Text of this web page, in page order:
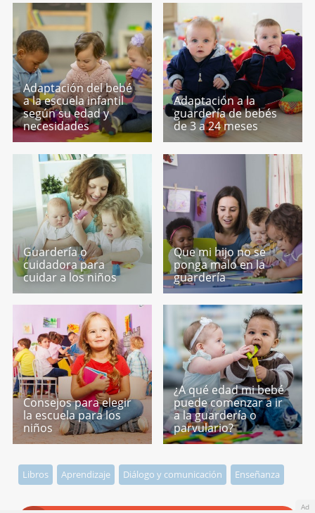
Adaptación del bebé
a la escuela infantil
según su edad y
necesidades
Adaptación a la
guardería de bebés
de 3 a 24 meses
Guardería o
cuidadora para
cuidar a los niños
Que mi hijo no se
ponga malo en la
guardería
Consejos para elegir
la escuela para los
niños
¿A qué edad mi bebé
puede comenzar a ir
a la guardería o
parvulario?
Libros Aprendizaje Diálogo y comunicación Enseñanza
Ad